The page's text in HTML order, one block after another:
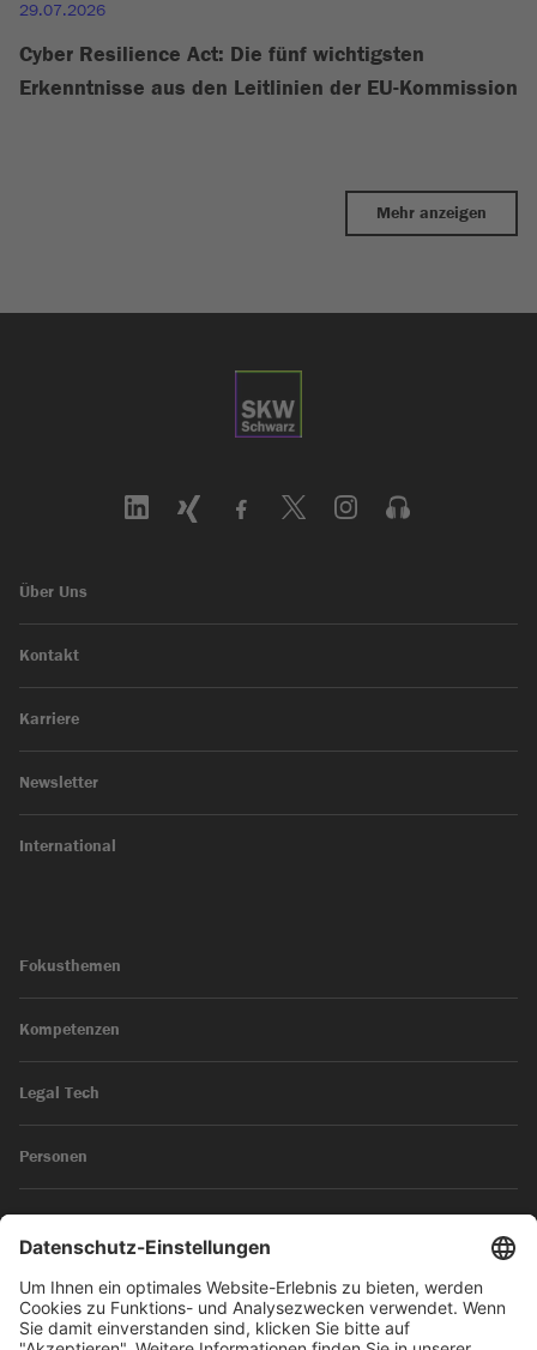
29.07.2026
Cyber Resilience Act: Die fünf wichtigsten
Erkenntnisse aus den Leitlinien der EU-Kommission
Mehr anzeigen
Über Uns
Kontakt
Karriere
Newsletter
International
Fokusthemen
Kompetenzen
Legal Tech
Personen
News